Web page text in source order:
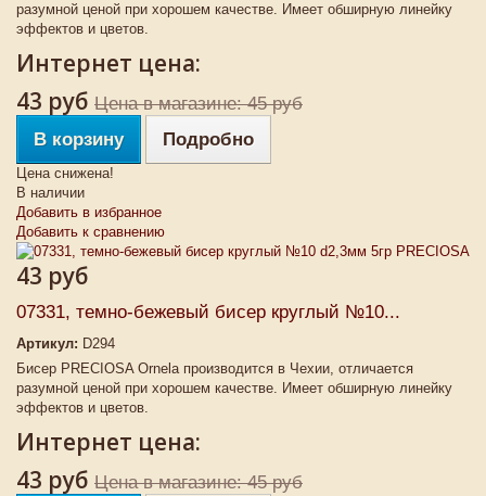
разумной ценой при хорошем качестве. Имеет обширную линейку
эффектов и цветов.
Интернет цена:
43 руб Цена в магазине: 45 руб
В корзину
Подробно
Цена снижена!
В наличии
Добавить в избранное
Добавить к сравнению
43 руб
07331, темно-бежевый бисер круглый №10...
Артикул: D294
Бисер PRECIOSA Ornela производится в Чехии, отличается
разумной ценой при хорошем качестве. Имеет обширную линейку
эффектов и цветов.
Интернет цена:
43 руб Цена в магазине: 45 руб